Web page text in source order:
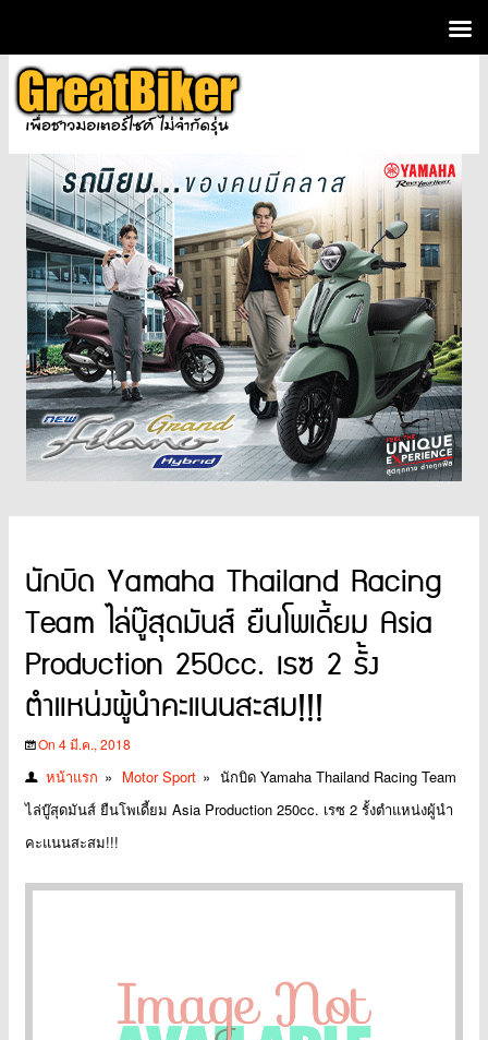
นักบิด Yamaha Thailand Racing
Team ไล่บู๊สุดมันส์ ยืนโพเดี้ยม Asia
Production 250cc. เรซ 2 รั้ง
ตำแหน่งผู้นำคะแนนสะสม!!!
On 4 มี.ค., 2018
หน้าแรก » Motor Sport » นักบิด Yamaha Thailand Racing Team
ไล่บู๊สุดมันส์ ยืนโพเดี้ยม Asia Production 250cc. เรซ 2 รั้งตำแหน่งผู้นำ
คะแนนสะสม!!!